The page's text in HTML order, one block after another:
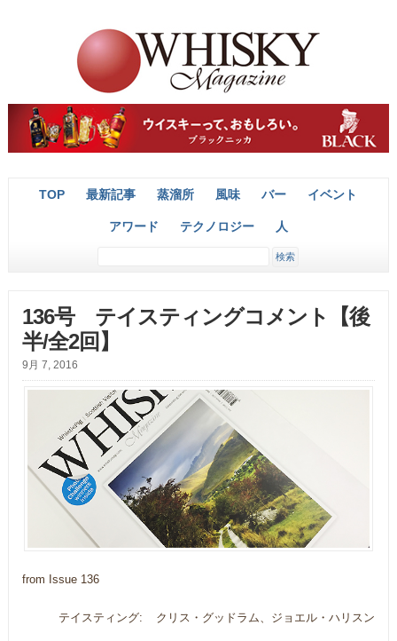
TOP 最新記事 蒸溜所 風味 バー イベント
アワード テクノロジー 人
136号 テイスティングコメント【後
半/全2回】
9月 7, 2016
from Issue 136
テイスティング: クリス・グッドラム、ジョエル・ハリスン